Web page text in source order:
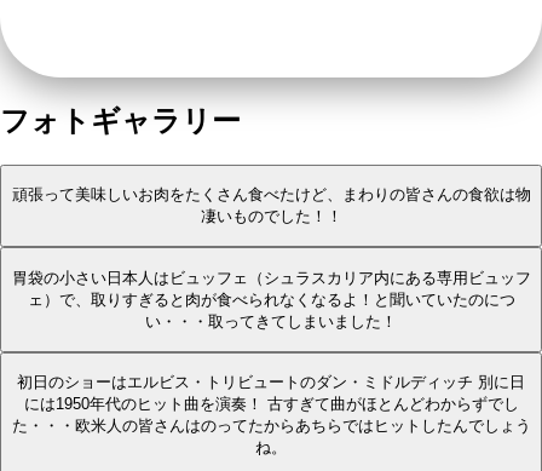
フォトギャラリー
頑張って美味しいお肉をたくさん食べたけど、まわりの皆さんの食欲は物
凄いものでした！！
胃袋の小さい日本人はビュッフェ（シュラスカリア内にある専用ビュッフ
ェ）で、取りすぎると肉が食べられなくなるよ！と聞いていたのにつ
い・・・取ってきてしまいました！
初日のショーはエルビス・トリビュートのダン・ミドルディッチ 別に日
には1950年代のヒット曲を演奏！ 古すぎて曲がほとんどわからずでし
た・・・欧米人の皆さんはのってたからあちらではヒットしたんでしょう
ね。